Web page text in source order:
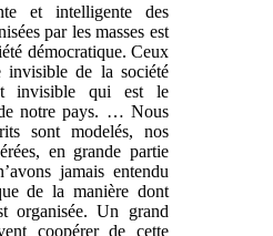
et intelligente des
par les masses est
démocratique. Ceux
invisible de la société
invisible qui est le
notre pays. … Nous
sont modelés, nos
en grande partie
jamais entendu
de la manière dont
organisée. Un grand
coopérer de cette